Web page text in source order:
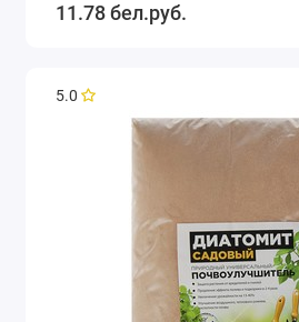
11.78 бел.руб.
5.0